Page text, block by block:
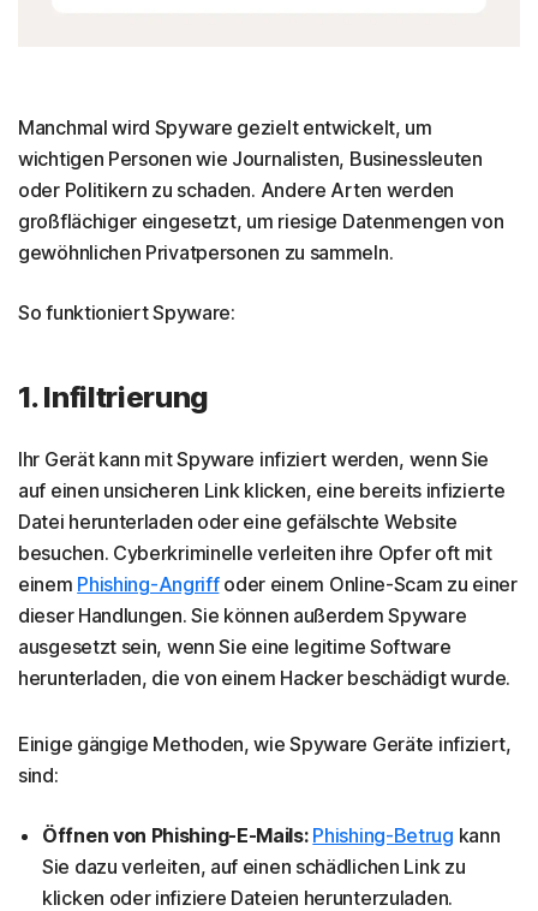
Manchmal wird Spyware gezielt entwickelt, um
wichtigen Personen wie Journalisten, Businessleuten
oder Politikern zu schaden. Andere Arten werden
großflächiger eingesetzt, um riesige Datenmengen von
gewöhnlichen Privatpersonen zu sammeln.
So funktioniert Spyware:
1. Infiltrierung
Ihr Gerät kann mit Spyware infiziert werden, wenn Sie
auf einen unsicheren Link klicken, eine bereits infizierte
Datei herunterladen oder eine gefälschte Website
besuchen. Cyberkriminelle verleiten ihre Opfer oft mit
einem Phishing-Angriffoder einem Online-Scam zu einer
dieser Handlungen. Sie können außerdem Spyware
ausgesetzt sein, wenn Sie eine legitime Software
herunterladen, die von einem Hacker beschädigt wurde.
Einige gängige Methoden, wie Spyware Geräte infiziert,
sind:
Öffnen von Phishing-E-Mails: Phishing-Betrug kann
Sie dazu verleiten, auf einen schädlichen Link zu
klicken oder infiziere Dateien herunterzuladen.